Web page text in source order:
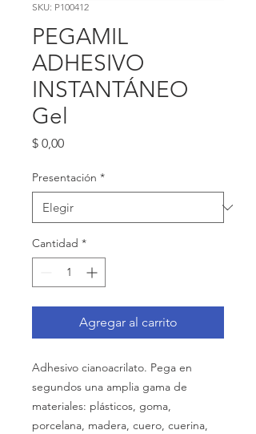
SKU: P100412
PEGAMIL
ADHESIVO
INSTANTÁNEO
Gel
$ 0,00Precio
Presentación *
Cantidad *
Agregar al carrito
Adhesivo cianoacrilato. Pega en
segundos una amplia gama de
materiales: plásticos, goma,
porcelana, madera, cuero, cuerina,